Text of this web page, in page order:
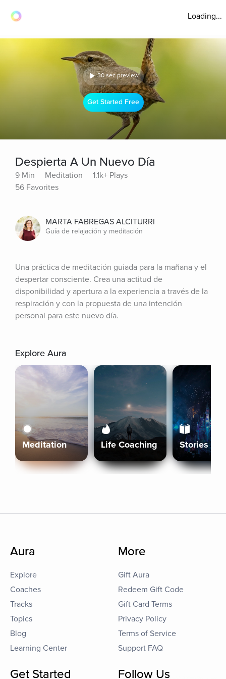
Loading...
30 sec preview
Get Started Free
Despierta A Un Nuevo Día
9 Min Meditation
1.1k+ Plays
56 Favorites
MARTA FABREGAS ALCITURRI
Guía de relajación y meditación
Una práctica de meditación guiada para la mañana y el
despertar consciente. Crea una actitud de
disponibilidad y apertura a la experiencia a través de la
respiración y con la propuesta de una intención
personal para este nuevo día.
Explore Aura
Meditation Life Coaching Stories
Aura
Explore
Coaches
Tracks
Topics
Blog
Learning Center
More
Gift Aura
Redeem Gift Code
Gift Card Terms
Privacy Policy
Terms of Service
Support FAQ
Get Started Follow Us